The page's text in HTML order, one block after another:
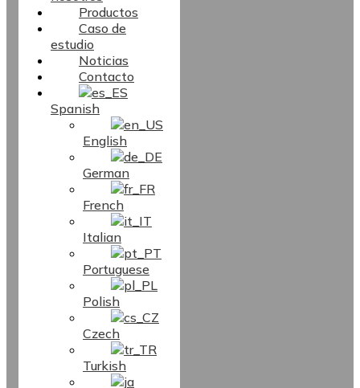
Productos
Caso de
estudio
Noticias
Contacto
Spanish
English
German
French
Italian
Portuguese
Polish
Czech
Turkish